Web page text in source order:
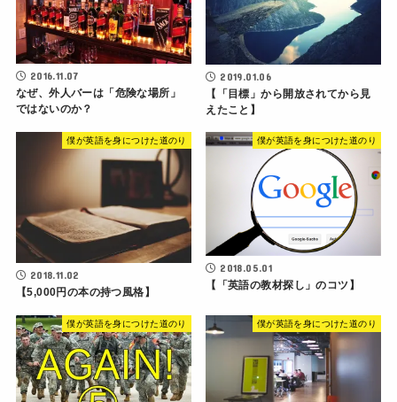
2016.11.07
なぜ、外人バーは「危険な場所」
ではないのか？
2019.01.06
【「目標」から開放されてから見
えたこと】
僕が英語を身につけた道のり
2018.11.02
【5,000円の本の持つ風格】
僕が英語を身につけた道のり
2018.05.01
【「英語の教材探し」のコツ】
僕が英語を身につけた道のり 僕が英語を身につけた道のり